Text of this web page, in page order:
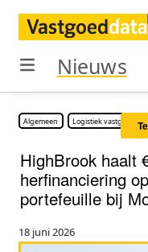
Nieuws
Algemeen Logistiek vastgoed
HighBrook haalt
herfinanciering
portefeuille bij
18 juni 2026